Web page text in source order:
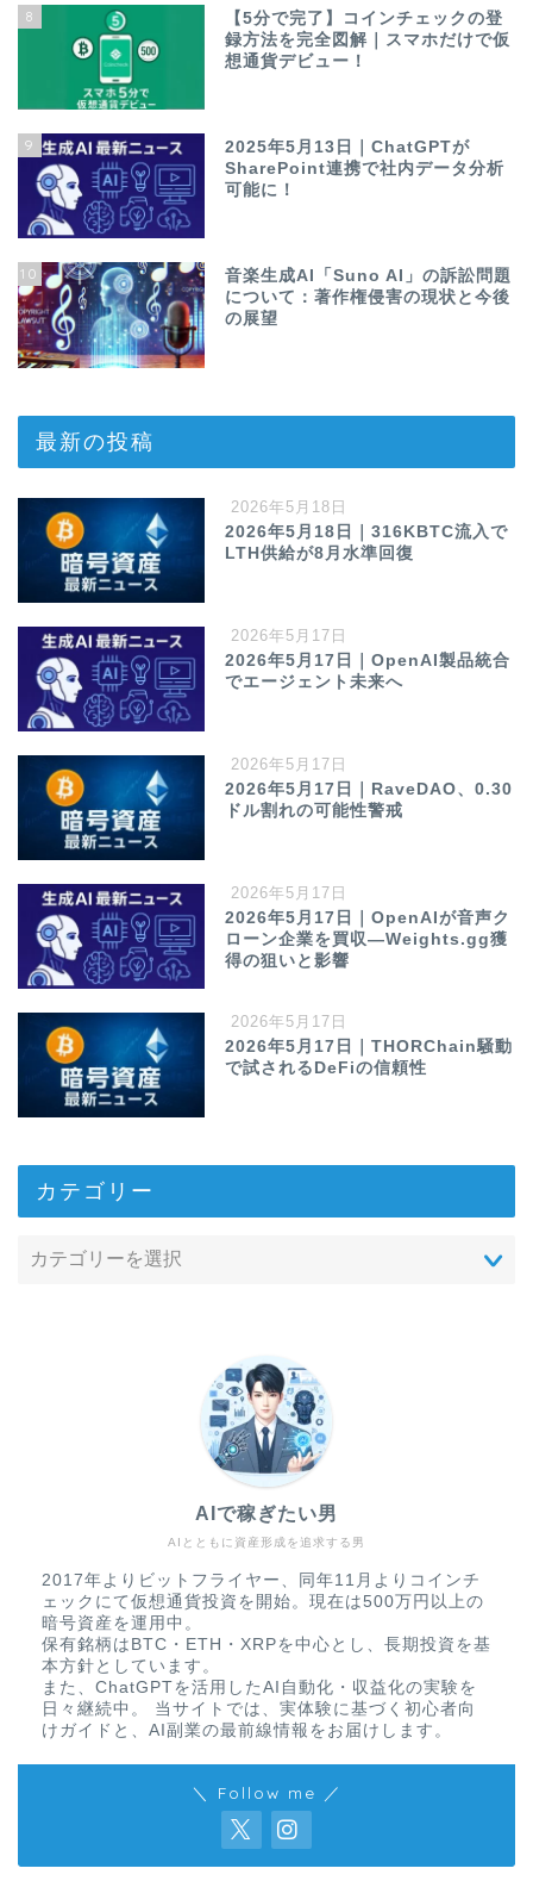
8
【5分で完了】コインチェックの登
録方法を完全図解｜スマホだけで仮
想通貨デビュー！
9
2025年5月13日｜ChatGPTが
SharePoint連携で社内データ分析
可能に！
10
音楽生成AI「Suno AI」の訴訟問題
について：著作権侵害の現状と今後
の展望
最新の投稿
2026年5月18日
2026年5月18日｜316KBTC流入で
LTH供給が8月水準回復
2026年5月17日
2026年5月17日｜OpenAI製品統合
でエージェント未来へ
2026年5月17日
2026年5月17日｜RaveDAO、0.30
ドル割れの可能性警戒
2026年5月17日
2026年5月17日｜OpenAIが音声ク
ローン企業を買収—Weights.gg獲
得の狙いと影響
2026年5月17日
2026年5月17日｜THORChain騒動
で試されるDeFiの信頼性
カテゴリー
AIとともに資産形成を追求する男
AIで稼ぎたい男
2017年よりビットフライヤー、同年11月よりコインチ
ェックにて仮想通貨投資を開始。現在は500万円以上の
暗号資産を運用中。
保有銘柄はBTC・ETH・XRPを中心とし、長期投資を基
本方針としています。
また、ChatGPTを活用したAI自動化・収益化の実験を
日々継続中。 当サイトでは、実体験に基づく初心者向
けガイドと、AI副業の最前線情報をお届けします。
＼ Follow me ／